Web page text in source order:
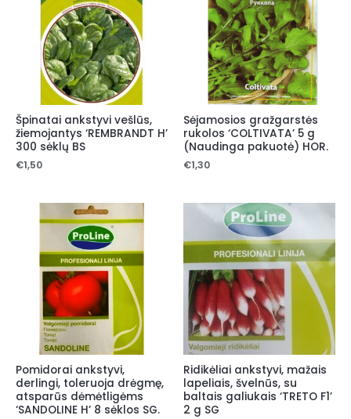
Špinatai ankstyvi vešlūs,
žiemojantys ‘REMBRANDT H’
300 sėklų BS
€1,50
Sėjamosios gražgarstės
rukolos ‘COLTIVATA’ 5 g
(Naudinga pakuotė) HOR.
€1,30
Pomidorai ankstyvi,
derlingi, toleruoja drėgmę,
atsparūs dėmėtligėms
‘SANDOLINE H’ 8 sėklos SG.
Ridikėliai ankstyvi, mažais
lapeliais, švelnūs, su
baltais galiukais ‘TRETO F1’
2 g SG